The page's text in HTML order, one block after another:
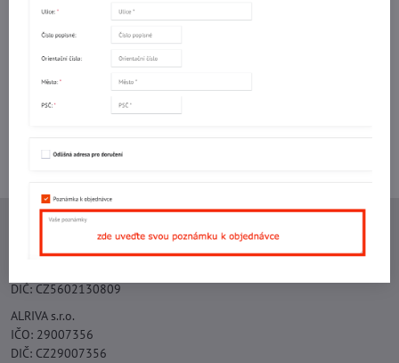
FacebookTwitterBlueskyPinterestReddit
Potřebujete poradit s objednávkou?
Ing. Vojtěch Lečbych - IVL
DIČ: CZ5602130809
ALRIVA s.r.o.
IČO: 29007356
DIČ: CZ29007356